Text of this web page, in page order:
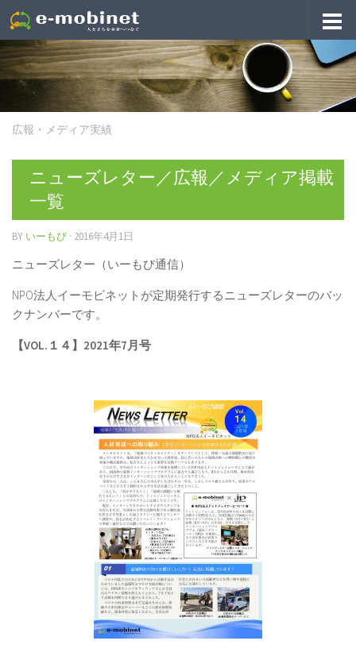
広報・メディア実績
ニューズレター／広報／メディア掲載
一覧
BY いーもび · 2016年4月1日
ニューズレター（いーもび通信）
NPO法人イーモビネットが定期発行するニューズレターのバッ
クナンバーです。
【VOL.１４】2021年7月号